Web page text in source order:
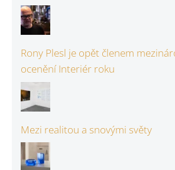
Rony Plesl je opět členem
ocenění Interiér roku
Mezi realitou a snovými světy